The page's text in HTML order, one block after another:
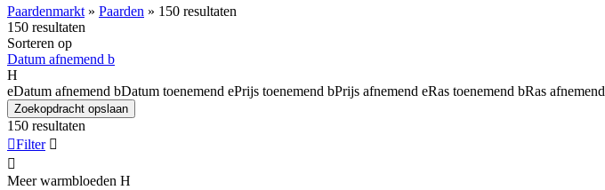
Paardenmarkt » Paarden » 150 resultaten
150 resultaten
Sorteren op
Datum afnemend b
H
eDatum afnemend bDatum toenemend ePrijs toenemend bPrijs afnemend eRas toenemend bRas afnemend
Zoekopdracht opslaan
150 resultaten
Filter 

Meer warmbloeden H